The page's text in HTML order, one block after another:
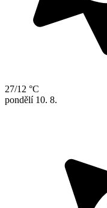
27/12 °C
pondělí 10. 8.